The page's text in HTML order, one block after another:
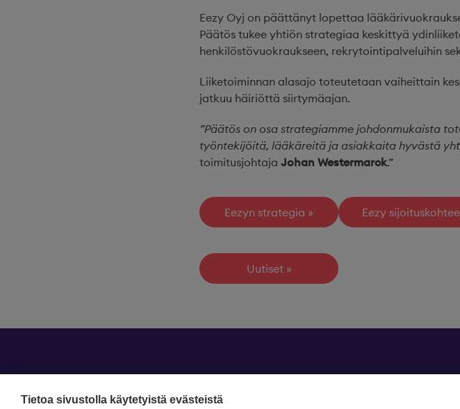
Eezy Oyj on päättänyt lopettaa
Päätös tukee yhtiön strategiaa keskittyä
henkilöstövuokraukseen, rekrytointipalveluihin
Liiketoiminnan alasajo toteutetaan vaiheittain
jatkuu häiriöttä siirtymäajan.
”Päätös on osa strategiamme johdonmukaista
työntekijöitä, lääkäreitä ja asiakkaita hyvästä
toimitusjohtaja Johan Westermarck.”
Eezyn strategia Eezy
Uutiset
Tietoa sivustolla käytetyistä evästeistä